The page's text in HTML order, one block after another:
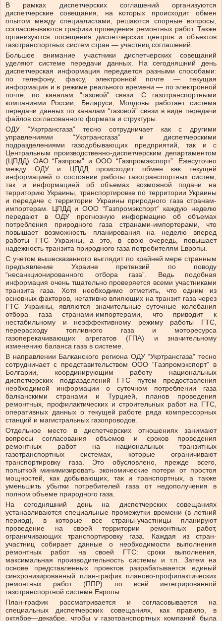
В рамках диспетчерских соглашений организуются
диспетчерские совещания, на которых происходит обмен
опытом между специалистами, решаются спорные вопросы,
согласовываются графики проведения ремонтных работ. Также
организуются посещения диспетчерских центров и объектов
газотранспортных систем стран — участниц соглашений.
Большое внимание участники диспетчерских совещаний
уделяют системе передачи данных. На сегодняшний день
диспетчерская информация передается разными способами:
по телефону, факсу, электронной почте — текущая
информация и в режиме реального времени — по электронной
почте, по каналам “газовой” связи. С газотранспортными
компаниями России, Беларуси, Молдовы работает система
передачи данных по каналам “газовой” связи в виде передачи
файлов согласованного формата и структуры.
ОДУ “Укртрансгаза” тесно сотрудничает как с другими
управлениями “Укртрансгаза” и диспетчерскими
подразделениями газодобывающих предприятий, так и с
Центральным производственно-диспетчерским департаментом
(ЦПДД) ОАО “Газпром” и ООО “Газпромэкспорт”. Ежесуточно
между ОДУ и ЦПДД происходит обмен как текущей
информацией о состоянии работы газотранспортных систем,
так и информацией об объемах возможной подачи на
территорию Украины, транспортировке по территории Украины
и передаче с территории Украины природного газа странам-
импортерам. ЦПДД и ООО “Газпромэкспорт” каждую неделю
передают в ОДУ прогнозную информацию об объемах
потребления природного газа странами-импортерами, что
повышает возможность планирования на неделю вперед
работы ГТС Украины, а это, в свою очередь, повышает
надежность транзита природного газа потребителям Европы.
С учетом вышесказанного выглядит по крайней мере странным
предъявление Украине претензий по поводу
“несанкционированного отбора газа”. Ведь подобная
информация очень тщательно проверяется всеми участниками
транзита газа. Хотя необходимо отметить, что одним из
основных факторов, негативно влияющих на транзит газа через
ГТС Украины, являются значительные суточные колебания
отбора газа странами-импортерами, что приводит к
нестабильному и неэффективному режиму работы ГТС,
перерасходу топливного газа и моторесурса
газоперекачивающих агрегатов (ГПА) и значительному
изменению баланса газа в системе.
В направлении Балканского региона ОДУ “Укртрансгаза” тесно
сотрудничает с представительством ООО “Газпромэкспорт” в
Болгарии, координирующим работу национальных
диспетчерских подразделений ГТС путем предоставления
необходимой информации о суточном потреблении газа
балканскими странами и Турцией, планов проведения
ремонтных, профилактических и строительных работ на ГТС,
оперативных данных о текущей работе ряда компрессорных
станций и магистральных газопроводов.
Отдельное место в диспетчерских отношениях занимают
вопросы согласования объемов и сроков проведения
ремонтных работ на национальных транзитных
газотранспортных системах, которые ограничивают
транспортировку газа. Это обусловлено, прежде всего,
попыткой минимизировать экономические потери от простоя
мощностей, как добывающих, так и транспортных, а также
уменьшить убытки потребителей газа от недополучения в
полном объеме природного газа.
На сегодняшний день на диспетчерских совещаниях
устанавливаются специальные промежутки времени (в летний
период), в которые все страны-участницы планируют
проведение на своей территории ремонтных работ,
ограничивающих транспортировку газа. Каждая из стран-
участниц собирает данные о необходимости выполнения
ремонтных работ на своей ГТС: сроки выполнения,
максимальная производительность системы и т.п. Затем на
основе представленных проектов разрабатывается единый
синхронизированный план-график планово-профилактических
ремонтных работ (ППР) по всей интегрированной
газотранспортной системе Европы.
План-график рассматривается и согласовывается на
специальных диспетчерских совещаниях, как правило, в
октябре—декабре, чтобы у газотранспортных компаний была